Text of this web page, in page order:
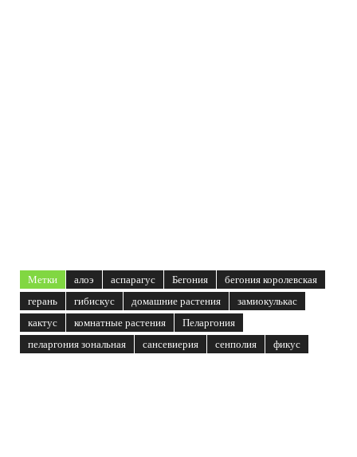
Метки алоэ аспарагус Бегония
бегония королевская
герань
гибискус домашние растения
замиокулькас
кактус
комнатные растения
Пеларгония
пеларгония зональная
сансевиерия сенполия фикус